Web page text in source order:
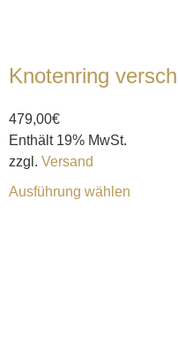
Knotenring
479,00€
Enthält 19% MwSt.
zzgl. Versand
Ausführung wählen